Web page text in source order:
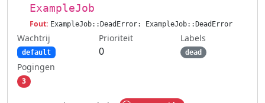
ExampleJob
Fout: ExampleJob::DeadError: ExampleJob::DeadError
Wachtrij
default
Prioriteit
0
Labels
dead
Pogingen
3